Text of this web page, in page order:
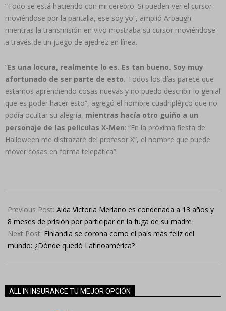
“Todo se está haciendo con mi cerebro. Si pueden ver el cursor
moviéndose por la pantalla, ese soy yo”, amplió Arbaugh
mientras la transmisión en vivo mostraba su cursor moviéndose
a través de un juego de ajedrez en línea.
“Es una locura, realmente lo es. Es tan bueno. Soy muy
afortunado de ser parte de esto. Todos los días parece que
estamos aprendiendo cosas nuevas y no puedo describir lo genial
que es poder hacer esto”, agregó el hombre cuadripléjico que no
podía ocultar su alegría, mientras hacía otro guiño a un
personaje de las películas X-Men: “En la próxima fiesta de
Halloween me disfrazaré del profesor X”, el hombre que puede
mover cosas en forma telepática”.
03-
21
Previous Post: Aida Victoria Merlano es condenada a 13 años y
8 meses de prisión por participar en la fuga de su madre
Next Post: Finlandia se corona como el país más feliz del
mundo: ¿Dónde quedó Latinoamérica?
ALL IN INSURANCE TU MEJOR OPCIÓN